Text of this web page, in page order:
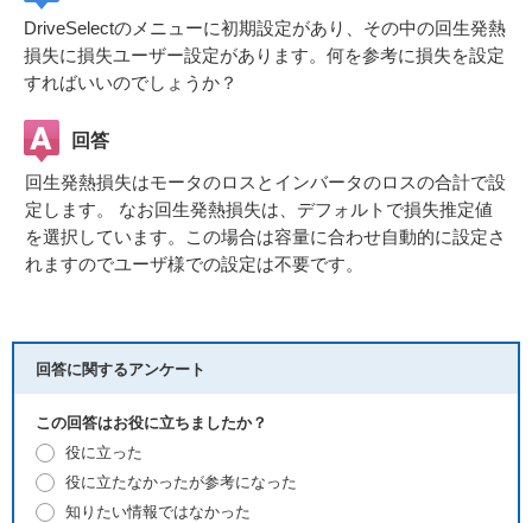
DriveSelectのメニューに初期設定があり、その中の回生発熱
損失に損失ユーザー設定があります。何を参考に損失を設定
すればいいのでしょうか？
回答
回生発熱損失はモータのロスとインバータのロスの合計で設
定します。 なお回生発熱損失は、デフォルトで損失推定値
を選択しています。この場合は容量に合わせ自動的に設定さ
れますのでユーザ様での設定は不要です。
回答に関するアンケート
この回答はお役に立ちましたか？
役に立った
役に立たなかったが参考になった
知りたい情報ではなかった